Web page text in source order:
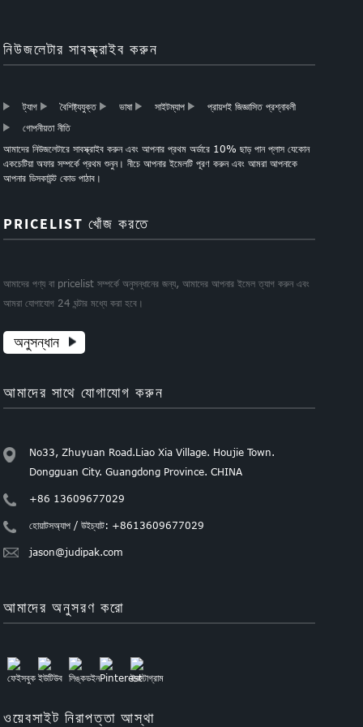
নিউজলেটার সাবস্ক্রাইব করুন
ট্যাগ বৈশিষ্ট্যযুক্ত ভাষা সাইটম্যাপ
প্রায়শই জিজ্ঞাসিত প্রশ্নাবলী
গোপনীয়তা নীতি
আমাদের নিউজলেটারে সাবস্ক্রাইব করুন এবং আপনার প্রথম অর্ডারে 10% ছাড় পান প্লাস যেকোন
একচেটিয়া অফার সম্পর্কে প্রথম শুনুন। নীচে আপনার ইমেলটি পূরণ করুন এবং আমরা আপনাকে
আপনার ডিসকাউন্ট কোড পাঠাব।
PRICELIST খোঁজ করতে
আমাদের পণ্য বা pricelist সম্পর্কে অনুসন্ধানের জন্য, আমাদের আপনার ইমেল ত্যাগ করুন এবং
আমরা যোগাযোগ 24 ঘন্টার মধ্যে করা হবে।
অনুসন্ধান
আমাদের সাথে যোগাযোগ করুন
No33, Zhuyuan Road.Liao Xia Village. Houjie Town.
Dongguan City. Guangdong Province. CHINA
+86 13609677029
হোয়াটসঅ্যাপ / উইচ্যাট: +8613609677029
jason@judipak.com
আমাদের অনুসরণ করো
ওয়েবসাইট নিরাপত্তা আস্থা